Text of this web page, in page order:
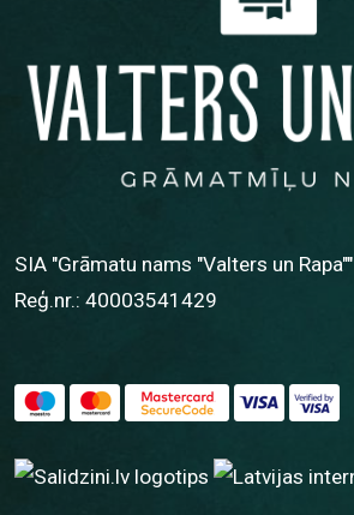
SIA "Grāmatu nams "Valters un Rapa""
Reģ.nr.: 40003541429